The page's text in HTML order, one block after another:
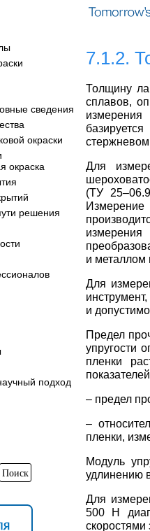
сведения
окраски
окраска
решения
подход
7.1.2.
Толщину
сплавов,
Для
(ТУ
и металлом
Для
и
Предел
упругости
пленки
– предел
–
пленки,
Модуль
удлинению
Для
500 Н
скоростями